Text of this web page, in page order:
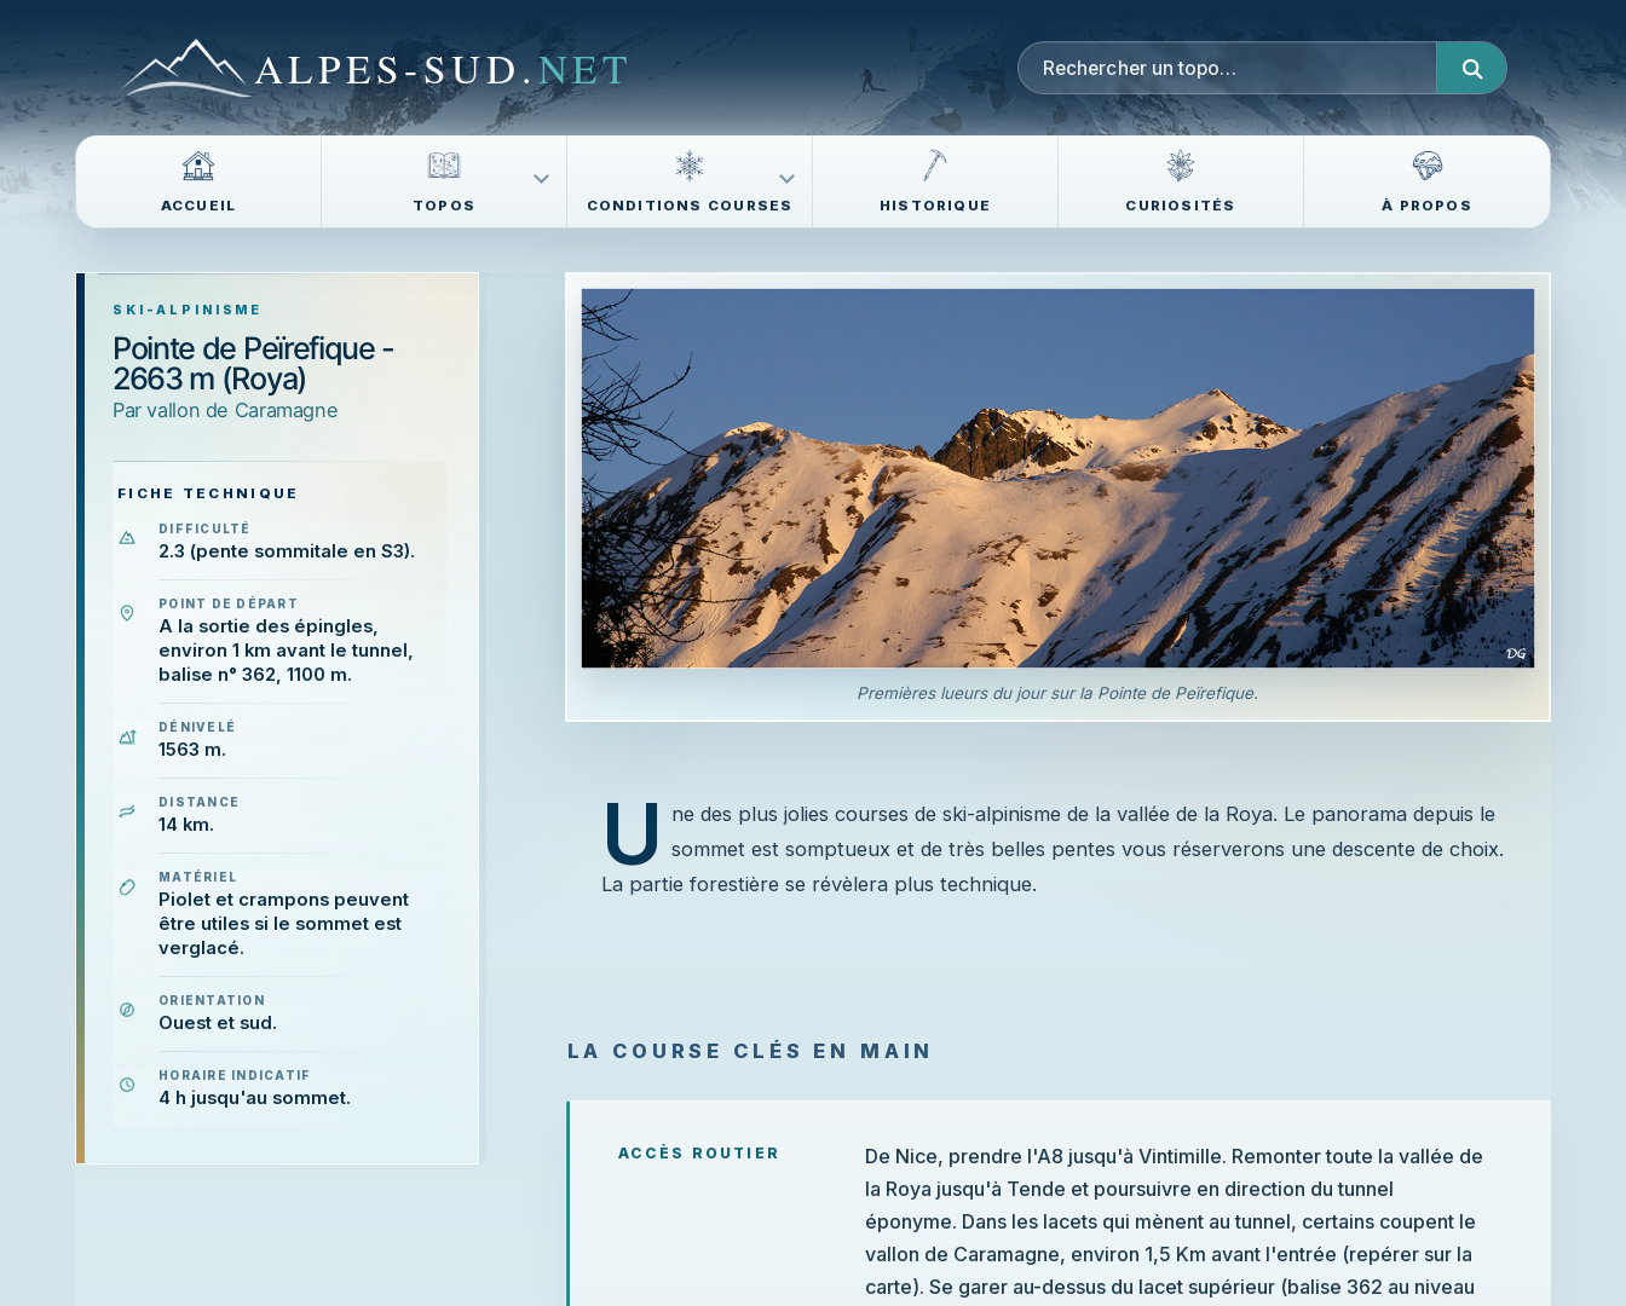
ALPES-SUD.NET
ACCUEIL TOPOS CONDITIONS COURSES HISTORIQUE CURIOSITÉS À PROPOS
SKI-ALPINISME
Pointe de Peïrefique -
2663 m (Roya)
Par vallon de Caramagne
FICHE TECHNIQUE
DIFFICULTÉ
2.3 (pente sommitale en S3).
POINT DE DÉPART
A la sortie des épingles,
environ 1 km avant le tunnel,
balise n° 362, 1100 m.
DÉNIVELÉ
1563 m.
DISTANCE
14 km.
MATÉRIEL
Piolet et crampons peuvent
être utiles si le sommet est
verglacé.
ORIENTATION
Ouest et sud.
HORAIRE INDICATIF
4 h jusqu'au sommet.
Premières lueurs du jour sur la Pointe de Peïrefique.
U
ne des plus jolies courses de ski-alpinisme de la vallée de la Roya. Le panorama depuis le
sommet est somptueux et de très belles pentes vous réserverons une descente de choix.
La partie forestière se révèlera plus technique.
LA COURSE CLÉS EN MAIN
ACCÈS ROUTIER
De Nice, prendre l'A8 jusqu'à Vintimille. Remonter toute la vallée de
la Roya jusqu'à Tende et poursuivre en direction du tunnel
éponyme. Dans les lacets qui mènent au tunnel, certains coupent le
vallon de Caramagne, environ 1,5 Km avant l'entrée (repérer sur la
carte). Se garer au-dessus du lacet supérieur (balise 362 au niveau